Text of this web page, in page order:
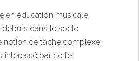
en éducation musicale
débuts dans le socle
notion de tâche complexe,
intéressé par cette